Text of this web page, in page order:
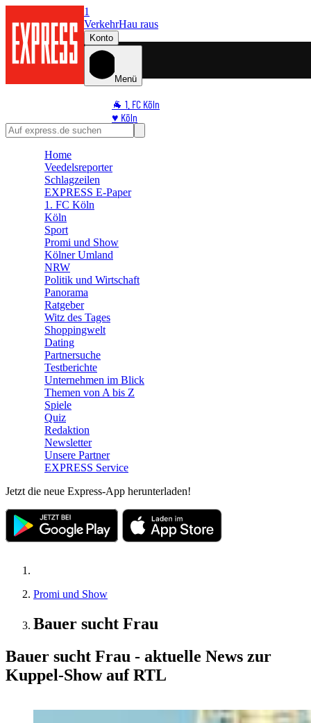
1
VerkehrHau raus
Konto
Menü
🐐 1. FC Köln
♥️ Köln
🛒 Shoppingwelt
Home
Veedelsreporter
Schlagzeilen
EXPRESS E-Paper
1. FC Köln
Köln
Sport
Promi und Show
Kölner Umland
NRW
Politik und Wirtschaft
Panorama
Ratgeber
Witz des Tages
Shoppingwelt
Dating
Partnersuche
Testberichte
Unternehmen im Blick
Themen von A bis Z
Spiele
Quiz
Redaktion
Newsletter
Unsere Partner
EXPRESS Service
Jetzt die neue Express-App herunterladen!
Promi und Show
Bauer sucht Frau
Bauer sucht Frau - aktuelle News zur
Kuppel-Show auf RTL